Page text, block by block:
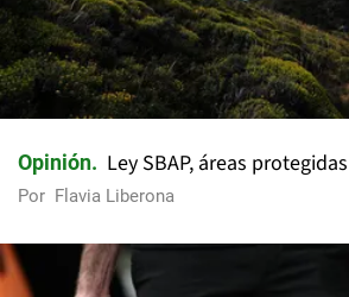
Opinión Ley SBAP, áreas
Por Flavia Liberona